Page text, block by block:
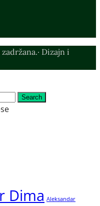
Dizajn i
Search
Dima Aleksandar